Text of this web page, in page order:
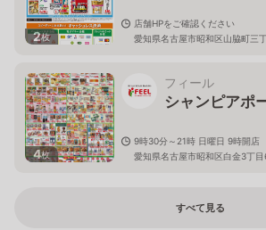
2枚
店舗HPをご確認ください
愛知県名古屋市昭和区山脇町三
4枚
フィール
シャンピアポ
9時30分～21時 日曜日 9時開店
愛知県名古屋市昭和区白金3丁
すべて見る